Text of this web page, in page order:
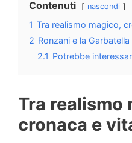
Contenuti nascondi
1 Tra realismo magico,
2 Ronzani e la Garbatella
2.1 Potrebbe
Tra realismo
cronaca e